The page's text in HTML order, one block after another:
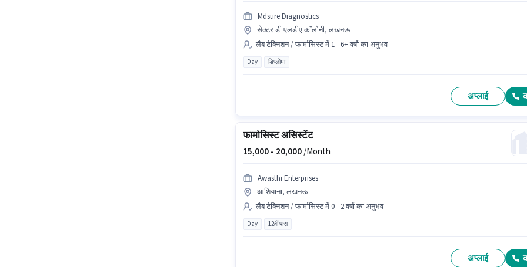
Mdsure Diagnostics
सेक्टर डी एलडीए कॉलोनी, लखनऊ
लैब टेक्निशन / फार्मासिस्ट में 1 - 6+ वर्षो का अनुभव
Day डिप्लोमा
अप्लाई
फार्मासिस्ट असिस्टेंट
15,000 - 20,000/Month
Awasthi Enterprises
आशियाना, लखनऊ
लैब टेक्निशन / फार्मासिस्ट में 0 - 2 वर्षो का अनुभव
Day 12वीं पास
अप्लाई